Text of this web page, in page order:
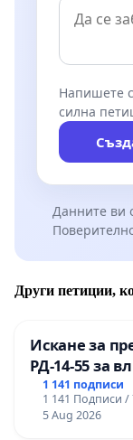
Напишете
силна
Данните ви
Други петиции,
Искане за
РД-14-55 за
гимназия
мениджмънт
1 141 подписи
1 141 Подписи /
5 Aug 2026